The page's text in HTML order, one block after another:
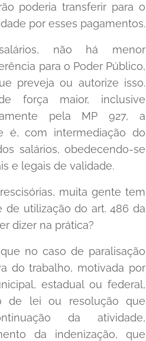
poderia transferir para o
por esses pagamentos.
não há menor
para o Poder Público,
preveja ou autorize isso.
força maior, inclusive
pela MP 927, a
é, com intermediação do
salários, obedecendo-se
e legais de validade.
muita gente tem
de utilização do art. 486 da
dizer na prática?
no caso de paralisação
do trabalho, motivada por
estadual ou federal,
de lei ou resolução que
da atividade,
da indenização, que